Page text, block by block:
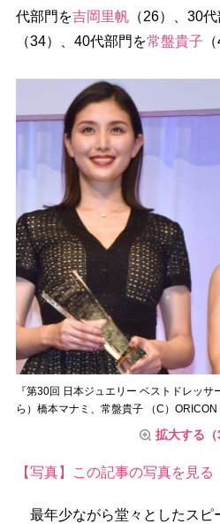
代部門を吉岡里帆（26）、30代
（34）、40代部門を常盤貴子
『第30回 日本ジュエリー ベストドレッ
ら）橋本マナミ、常盤貴子 （C）
拡大する（
【写真】この記事の写真を見る
最年少ながら堂々としたスピ